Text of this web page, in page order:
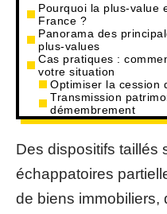
Pourquoi la plus-value
France ?
Panorama des
plus-values
Cas pratiques :
votre situation
Optimiser la cession
Transmission
démembrement
Des dispositifs taillés
échappatoires
de biens immobiliers,